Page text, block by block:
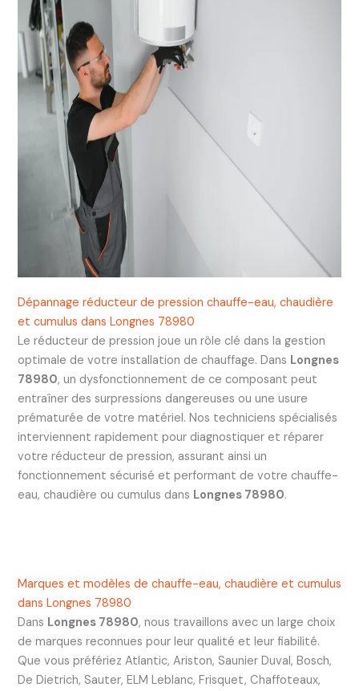
Dépannage réducteur de pression chauffe-eau, chaudière
et cumulus dans Longnes 78980
Le réducteur de pression joue un rôle clé dans la gestion
optimale de votre installation de chauffage. Dans Longnes
78980, un dysfonctionnement de ce composant peut
entraîner des surpressions dangereuses ou une usure
prématurée de votre matériel. Nos techniciens spécialisés
interviennent rapidement pour diagnostiquer et réparer
votre réducteur de pression, assurant ainsi un
fonctionnement sécurisé et performant de votre chauffe-
eau, chaudière ou cumulus dans Longnes 78980.
Marques et modèles de chauffe-eau, chaudière et cumulus
dans Longnes 78980
Dans Longnes 78980, nous travaillons avec un large choix
de marques reconnues pour leur qualité et leur fiabilité.
Que vous préfériez Atlantic, Ariston, Saunier Duval, Bosch,
De Dietrich, Sauter, ELM Leblanc, Frisquet, Chaffoteaux,